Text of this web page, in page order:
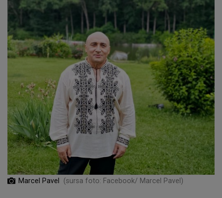
Marcel Pavel (sursa foto: Facebook/ Marcel Pavel)